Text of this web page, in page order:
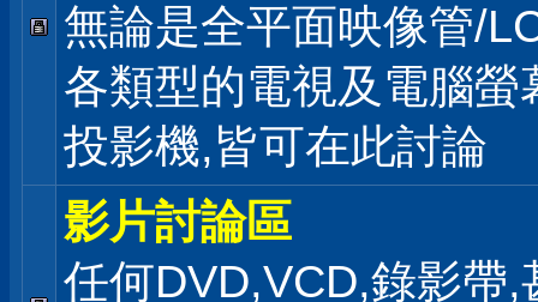
無論是全平面映像管/
各類型的電視及電腦螢
投影機,皆可在此討論
影片討論區
任何DVD,VCD,錄影帶,